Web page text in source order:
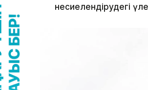
несиелендірудегі